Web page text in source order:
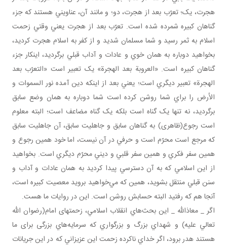
هجرت، يک؛ تعرّب بعد از هجرت، دو؛ و مانند آن، عناويني هستند که جزء
گناهان کبيره شمرده شده است. تعرّب بعد از هجرت يعني وقتي زحمت
اسلام به ثمر رسيد و شما مسلمان شديد و از کفر به اسلام هجرت کرديد،
بخواهيد دوباره به همان خوي و عادات و آداب قبلي برگرديد، اين­کار جزء
گناهان کبيره است. «العروبة بعد الهجرة» يک تعبير است «التعرّب بعد
الهجرة» تعبير ديگري است؛ يعني بعد از اينکه دين آمده نور السموات و
الأرض را براي شما روشن کرده است شما دوباره به همان وضع سابق
برگرديد، نه تنها يک گناه است بلکه يک گناه مضاعف است؛ البته معلوم
است رجوع(ظاهری) به گناهان سابق و جاهليت سابق، آن جاهليت سابق
که مرجع است محرّم است و حرفي در آن نيست، اما خود همين رجوع و
همين سفر فکري و همين سفر قلبي و ديني محرّم ديگري است. بخواهيد
از اين اسلامي که به آن دسترسي پيدا کرديد به همان عادات و آداب و
سنن قبلي منتقل بشويد، همين که مي‌خواهيد برويد معصيت کبيره است،
آنجا هم که رفتيد البته حسابش روشن است. اين در روايات ما هست.
اگر _ معاذالله _ اين بحث‌هاي انقلاب اسلامي، زحمتهای امام(رضوان الله
تعالي عليه) و شهداي بزرگ و بزرگواري که سرمايه‌هاي بزرگی برای ما
هستند هدر برود، اگر خداي ناکرده زحمت اين عزيزاني که در اين جريانات